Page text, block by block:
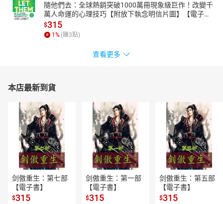
隨他們去：全球熱銷突破1000萬冊現象級巨作！改變千
萬人命運的心理技巧【附放下執念明信片圖】【電子
書】
$315
1% (賺3點)
查看更多
本店最新到貨
剑傲重生：第七部
【電子書】
$315
剑傲重生：第一部
【電子書】
$315
剑傲重生：第五部
【電子書】
$315